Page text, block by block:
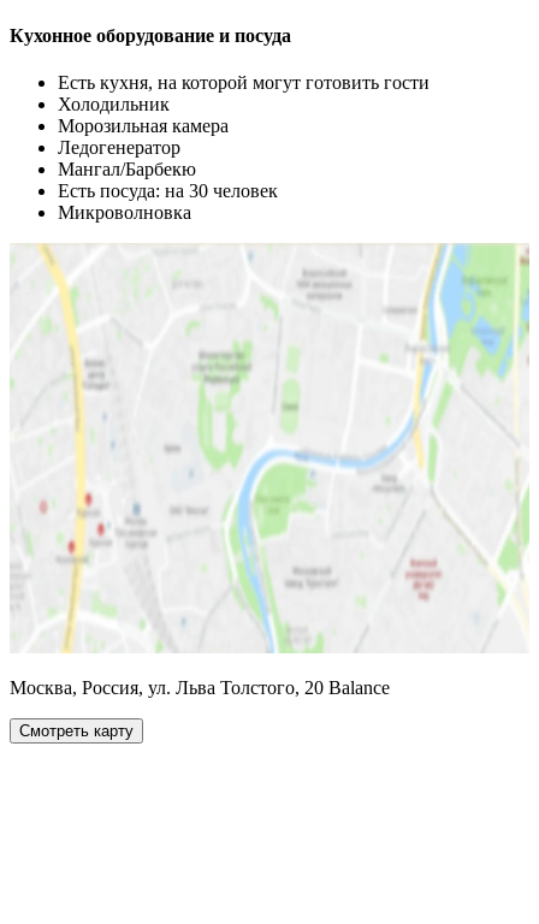
Кухонное оборудование и посуда
Есть кухня, на которой могут готовить гости
Холодильник
Морозильная камера
Ледогенератор
Мангал/Барбекю
Есть посуда: на 30 человек
Микроволновка
Москва, Россия, ул. Льва Толстого, 20 Balance
Смотреть карту